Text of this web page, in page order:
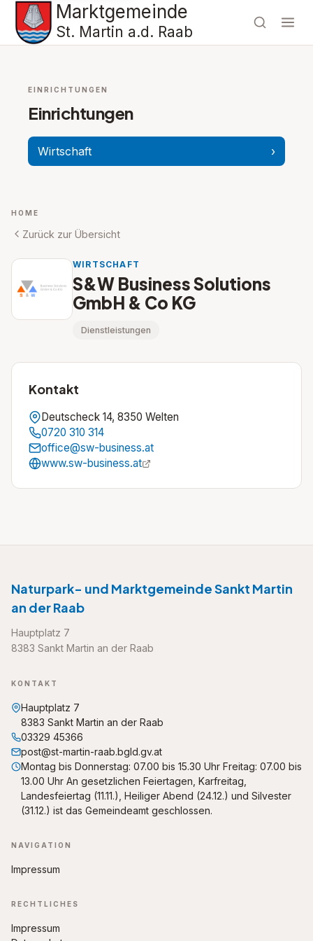
Marktgemeinde
St. Martin a.d. Raab
EINRICHTUNGEN
Einrichtungen
Wirtschaft ›
HOME
Zurück zur Übersicht
WIRTSCHAFT
S&W Business Solutions
GmbH & Co KG
Dienstleistungen
Kontakt
Deutscheck 14, 8350 Welten
0720 310 314
office@sw-business.at
www.sw-business.at
Naturpark- und Marktgemeinde Sankt Martin
an der Raab
Hauptplatz 7
8383 Sankt Martin an der Raab
KONTAKT
Hauptplatz 7
8383 Sankt Martin an der Raab
03329 45366
post@st-martin-raab.bgld.gv.at
Montag bis Donnerstag: 07.00 bis 15.30 Uhr Freitag: 07.00 bis
13.00 Uhr An gesetzlichen Feiertagen, Karfreitag,
Landesfeiertag (11.11.), Heiliger Abend (24.12.) und Silvester
(31.12.) ist das Gemeindeamt geschlossen.
NAVIGATION
Impressum
RECHTLICHES
Impressum